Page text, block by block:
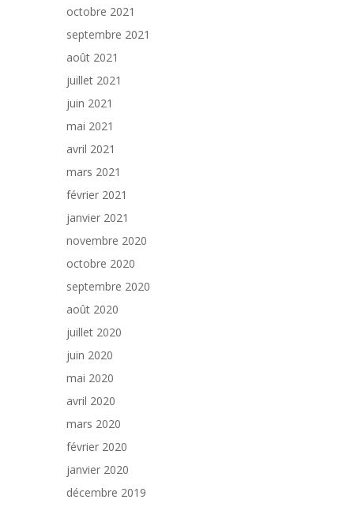
octobre 2021
septembre 2021
août 2021
juillet 2021
juin 2021
mai 2021
avril 2021
mars 2021
février 2021
janvier 2021
novembre 2020
octobre 2020
septembre 2020
août 2020
juillet 2020
juin 2020
mai 2020
avril 2020
mars 2020
février 2020
janvier 2020
décembre 2019